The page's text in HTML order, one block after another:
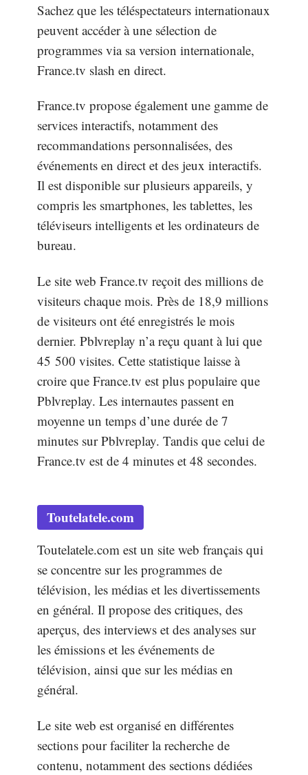
Sachez que les téléspectateurs internationaux
peuvent accéder à une sélection de
programmes via sa version internationale,
France.tv slash en direct.
France.tv propose également une gamme de
services interactifs, notamment des
recommandations personnalisées, des
événements en direct et des jeux interactifs.
Il est disponible sur plusieurs appareils, y
compris les smartphones, les tablettes, les
téléviseurs intelligents et les ordinateurs de
bureau.
Le site web France.tv reçoit des millions de
visiteurs chaque mois. Près de 18,9 millions
de visiteurs ont été enregistrés le mois
dernier. Pblvreplay n’a reçu quant à lui que
45 500 visites. Cette statistique laisse à
croire que France.tv est plus populaire que
Pblvreplay. Les internautes passent en
moyenne un temps d’une durée de 7
minutes sur Pblvreplay. Tandis que celui de
France.tv est de 4 minutes et 48 secondes.
Toutelatele.com
Toutelatele.com est un site web français qui
se concentre sur les programmes de
télévision, les médias et les divertissements
en général. Il propose des critiques, des
aperçus, des interviews et des analyses sur
les émissions et les événements de
télévision, ainsi que sur les médias en
général.
Le site web est organisé en différentes
sections pour faciliter la recherche de
contenu, notamment des sections dédiées